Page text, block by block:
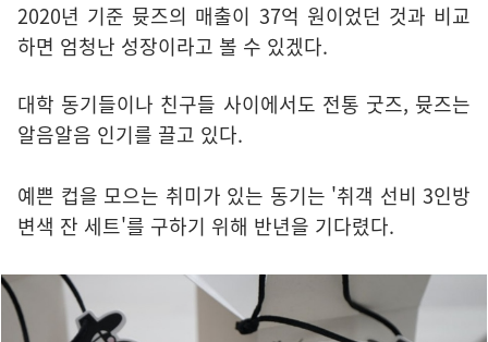
2020년 기준 뮷즈의 매출이 37억 원이었던 것과 비교
하면 엄청난 성장이라고 볼 수 있겠다.
대학 동기들이나 친구들 사이에서도 전통 굿즈, 뮷즈는
알음알음 인기를 끌고 있다.
예쁜 컵을 모으는 취미가 있는 동기는 '취객 선비 3인방
변색 잔 세트'를 구하기 위해 반년을 기다렸다.